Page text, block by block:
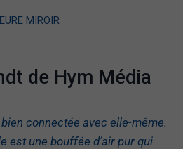
MIROIR
de Hym Média
connectée avec elle-même.
est une bouffée d’air pur qui